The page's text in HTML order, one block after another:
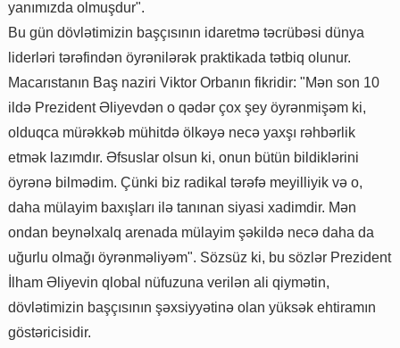
yanımızda olmuşdur".
Bu gün dövlətimizin başçısının idaretmə təcrübəsi dünya
liderləri tərəfindən öyrənilərək praktikada tətbiq olunur.
Macarıstanın Baş naziri Viktor Orbanın fikridir: "Mən son 10
ildə Prezident Əliyevdən o qədər çox şey öyrənmişəm ki,
olduqca mürəkkəb mühitdə ölkəyə necə yaxşı rəhbərlik
etmək lazımdır. Əfsuslar olsun ki, onun bütün bildiklərini
öyrənə bilmədim. Çünki biz radikal tərəfə meyilliyik və o,
daha mülayim baxışları ilə tanınan siyasi xadimdir. Mən
ondan beynəlxalq arenada mülayim şəkildə necə daha da
uğurlu olmağı öyrənməliyəm". Sözsüz ki, bu sözlər Prezident
İlham Əliyevin qlobal nüfuzuna verilən ali qiymətin,
dövlətimizin başçısının şəxsiyyətinə olan yüksək ehtiramın
göstəricisidir.